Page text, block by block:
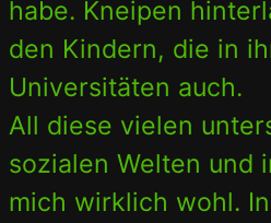
habe. Kneipen
den Kindern, die in
Universitäten auch.
All diese vielen
sozialen Welten und
mich wirklich wohl.